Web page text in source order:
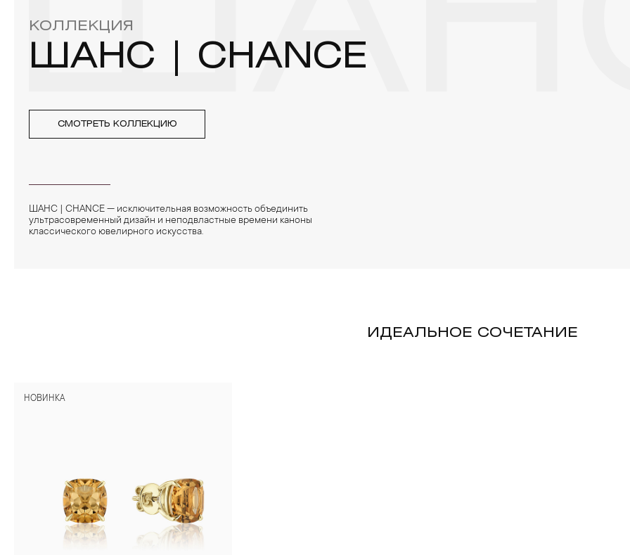
КОЛЛЕКЦИЯ
ШАНС | CHANCE
СМОТРЕТЬ КОЛЛЕКЦИЮ
ШАНС | CHANCE — исключительная возможность объединить
ультрасовременный дизайн и неподвластные времени каноны
классического ювелирного искусства.
ИДЕАЛЬНОЕ СОЧЕТАНИЕ
НОВИНКА